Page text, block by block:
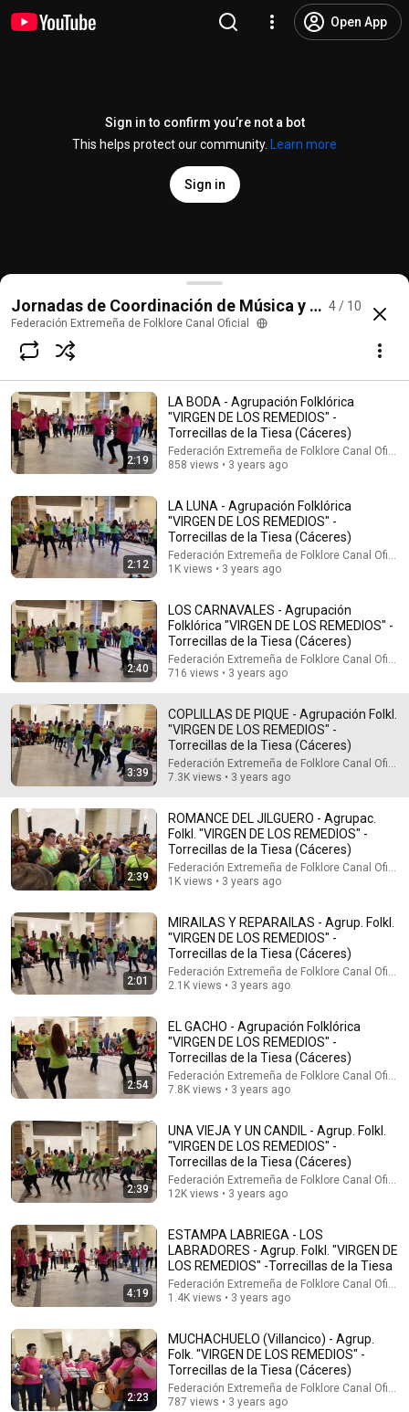
Open App
Sign in to confirm you’re not a bot
This helps protect our community.
Learn more
Sign in
COPLILLAS DE PIQUE - Agrupación Folkl. "VIRGEN
@federacionextremenadefolkl3618 22 likes 7.3K views more
Subscribe
Choices for families
Explore simpler, safer experiences for kids and
families
Learn more
No Pianist Dared Accept the Mafia Boss's Challenge—Until a
Curvy Maid Left the Entire Room Speechles
Velvet Boss Stories
62K views
2022 08 14 01 Coplillas de pique
Asociación Cultural y Folclórica Tierra De Barros • 984 views
Ofrenda de Santa Ana 2026. Jota del Regateo y Chorizada
Popular. Tradiciones de Castro Urdiales.
La Churrupita de Castro Urdiales • 429 views
Jornadas de Coordinación de Música y Danza - 2019
4 / 10
Federación Extremeña de Folklore Canal Oficial
2:19
LA BODA - Agrupación Folklórica
"VIRGEN DE LOS REMEDIOS" -
Torrecillas de la Tiesa (Cáceres)
Federación Extremeña de Folklore Canal Oficial
858 views • 3 years ago
2:12
LA LUNA - Agrupación Folklórica
"VIRGEN DE LOS REMEDIOS" -
Torrecillas de la Tiesa (Cáceres)
Federación Extremeña de Folklore Canal Oficial
1K views • 3 years ago
2:40
LOS CARNAVALES - Agrupación
Folklórica "VIRGEN DE LOS REMEDIOS" -
Torrecillas de la Tiesa (Cáceres)
Federación Extremeña de Folklore Canal Oficial
716 views • 3 years ago
3:39
COPLILLAS DE PIQUE - Agrupación Folkl.
"VIRGEN DE LOS REMEDIOS" -
Torrecillas de la Tiesa (Cáceres)
Federación Extremeña de Folklore Canal Oficial
7.3K views • 3 years ago
2:39
ROMANCE DEL JILGUERO - Agrupac.
Folkl. "VIRGEN DE LOS REMEDIOS" -
Torrecillas de la Tiesa (Cáceres)
Federación Extremeña de Folklore Canal Oficial
1K views • 3 years ago
2:01
MIRAILAS Y REPARAILAS - Agrup. Folkl.
"VIRGEN DE LOS REMEDIOS" -
Torrecillas de la Tiesa (Cáceres)
Federación Extremeña de Folklore Canal Oficial
2.1K views • 3 years ago
2:54
EL GACHO - Agrupación Folklórica
"VIRGEN DE LOS REMEDIOS" -
Torrecillas de la Tiesa (Cáceres)
Federación Extremeña de Folklore Canal Oficial
7.8K views • 3 years ago
2:39
UNA VIEJA Y UN CANDIL - Agrup. Folkl.
"VIRGEN DE LOS REMEDIOS" -
Torrecillas de la Tiesa (Cáceres)
Federación Extremeña de Folklore Canal Oficial
12K views • 3 years ago
4:19
ESTAMPA LABRIEGA - LOS
LABRADORES - Agrup. Folkl. "VIRGEN DE
LOS REMEDIOS" -Torrecillas de la Tiesa
Federación Extremeña de Folklore Canal Oficial
1.4K views • 3 years ago
2:23
MUCHACHUELO (Villancico) - Agrup.
Folk. "VIRGEN DE LOS REMEDIOS" -
Torrecillas de la Tiesa (Cáceres)
Federación Extremeña de Folklore Canal Oficial
787 views • 3 years ago